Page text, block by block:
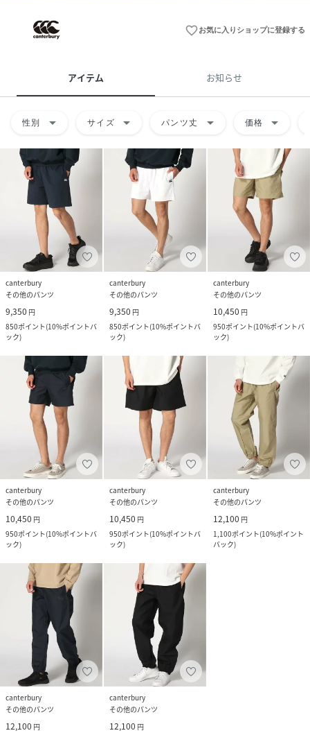
favorite_borderお気に入りショップに登録する
アイテム お知らせ
性別 arrow_drop_down サイズ arrow_drop_down パンツ丈 arrow_drop_down 価格 arrow_drop_down
canterbury
その他のパンツ
9,350 円
850ポイント(10%ポイントバ
ック)
canterbury
その他のパンツ
9,350 円
850ポイント(10%ポイントバ
ック)
canterbury
その他のパンツ
10,450 円
950ポイント(10%ポイントバ
ック)
canterbury
その他のパンツ
10,450 円
950ポイント(10%ポイントバ
ック)
canterbury
その他のパンツ
10,450 円
950ポイント(10%ポイントバ
ック)
canterbury
その他のパンツ
12,100 円
1,100ポイント(10%ポイント
バック)
canterbury
その他のパンツ
12,100 円
canterbury
その他のパンツ
12,100 円